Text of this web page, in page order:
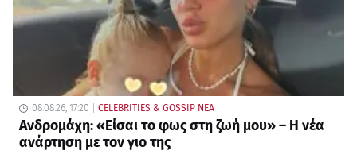
08.08.26, 17:20 CELEBRITIES & GOSSIP ΝΕΑ
Ανδρομάχη: «Είσαι το φως στη ζωή μου» – Η νέα
ανάρτηση με τον γιο της